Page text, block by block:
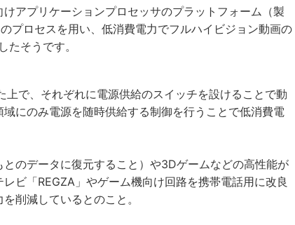
アプリケーションプロセッサのプラットフォーム（製
プロセスを用い、低消費電力でフルハイビジョン動画の
たそうです。
上で、それぞれに電源供給のスイッチを設けることで動
にのみ電源を随時供給する制御を行うことで低消費電
のデータに復元すること）や3Dゲームなどの高性能が
ビ「REGZA」やゲーム機向け回路を携帯電話用に改良
削減しているとのこと。